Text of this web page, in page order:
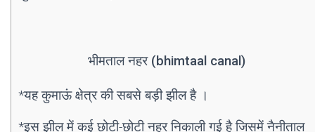
भीमताल नहर (bhimtaal canal)
*यह कुमाऊं क्षेत्र की सबसे बड़ी झील है ।
*इस झील में कई छोटी-छोटी नहर निकाली गई है जिसमें नैनीताल